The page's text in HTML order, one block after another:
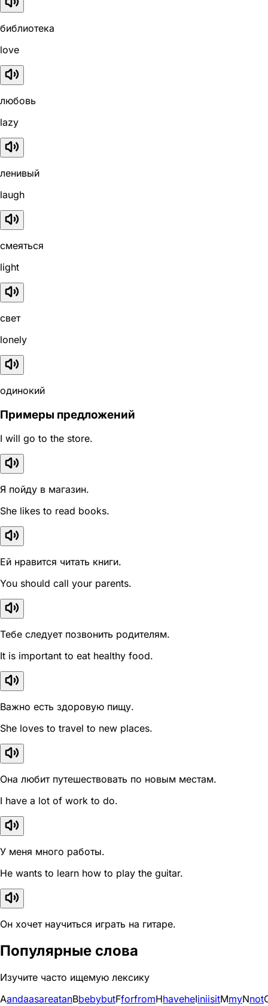
библиотека
love
любовь
lazy
ленивый
laugh
смеяться
light
свет
lonely
одинокий
Примеры предложений
I will go to the store.
Я пойду в магазин.
She likes to read books.
Ей нравится читать книги.
You should call your parents.
Тебе следует позвонить родителям.
It is important to eat healthy food.
Важно есть здоровую пищу.
She loves to travel to new places.
Она любит путешествовать по новым местам.
I have a lot of work to do.
У меня много работы.
He wants to learn how to play the guitar.
Он хочет научиться играть на гитаре.
Популярные слова
Изучите часто ищемую лексику
AandaasareatanBbebybutFforfromHhaveheIiniisitMmyNnot